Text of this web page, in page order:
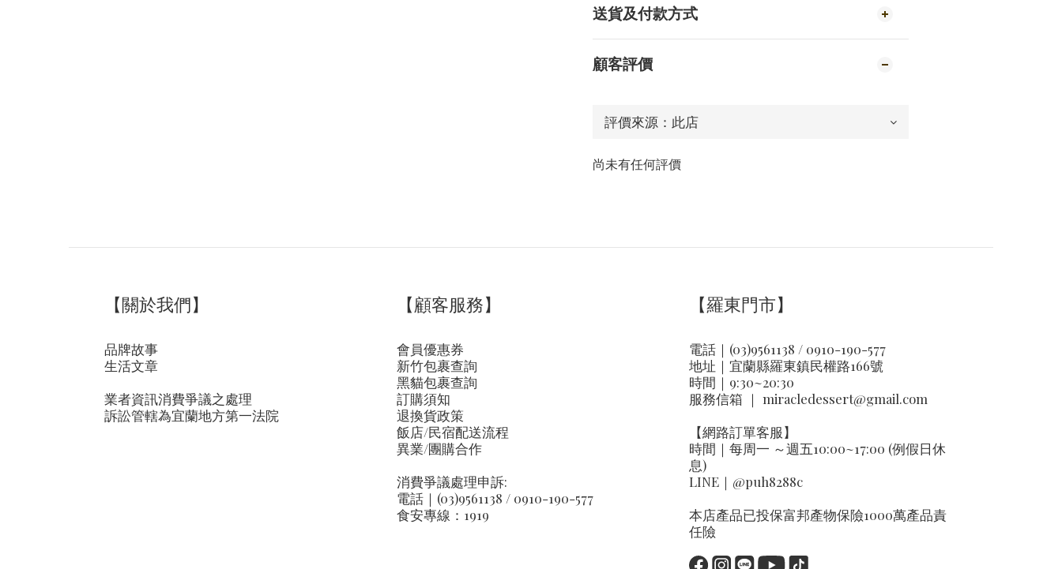
送貨及付款方式
顧客評價
尚未有任何評價
【關於我們】
品牌故事
生活文章
業者資訊消費爭議之處理
訴訟管轄為宜蘭地方第一法院
【顧客服務】
會員優惠券
新竹包裹查詢
黑貓包裹查詢
訂購須知
退換貨政策
飯店/民宿配送流程
異業/團購合作
消費爭議處理申訴:
電話｜(03)9561138 / 0910-190-577
食安專線：1919
【羅東門市】
電話｜(03)9561138 / 0910-190-577
地址｜ 宜蘭縣羅東鎮民權路166號
時間｜9:30~20:30
服務信箱 ｜ miracledessert@gmail.com
【網路訂單客服】
時間｜每周一 ～週五10:00~17:00 (例假日休
息)
LINE｜ @puh8288c
本店產品已投保富邦產物保險1000萬產品責
任險